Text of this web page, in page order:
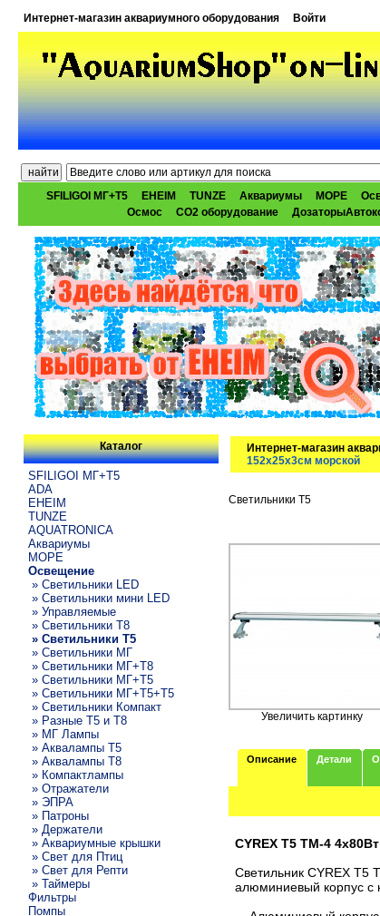
Интернет-магазин аквариумного оборудования Войти
SFILIGOI МГ+Т5 EHEIM TUNZE Аквариумы МОРЕ
Осмос
CO2 оборудование
Каталог
SFILIGOI МГ+Т5
ADA
EHEIM
TUNZE
AQUATRONICA
Аквариумы
МОРЕ
Освещение
» Светильники LED
» Светильники мини LED
» Управляемые
» Светильники T8
» Светильники T5
» Светильники МГ
» Светильники МГ+T8
» Светильники МГ+T5
» Светильники МГ+T5+T5
» Светильники Компакт
» Разные T5 и T8
» МГ Лампы
» Аквалампы T5
» Аквалампы T8
» Компактлампы
» Отражатели
» ЭПРА
» Патроны
» Держатели
» Аквариумные крышки
» Свет для Птиц
» Свет для Репти
» Таймеры
Фильтры
Помпы
Интернет-магазин
152х25х3см морской
Светильники T5
Увеличить картинку
Описание Детали
CYREX T5 TM-4
Светильник CYREX T5
алюминиевый корпус с